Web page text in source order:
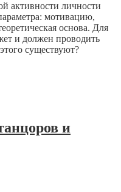
активности личности
мотивацию,
основа. Для
и должен проводить
существуют?
и